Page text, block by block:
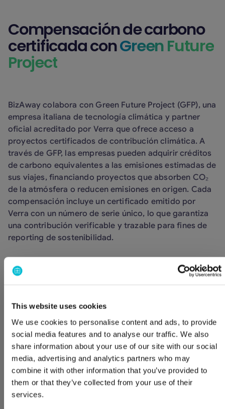
This website uses cookies
We use cookies to personalise content and ads, to provide
social media features and to analyse our traffic. We also
share information about your use of our site with our social
media, advertising and analytics partners who may
combine it with other information that you’ve provided to
them or that they’ve collected from your use of their
services.
Compensación de carbono
certificada conGreen Future
Project
BizAway colabora con Green Future Project (GFP), una
empresa italiana de tecnología climática y partner
oficial acreditado por Verra que ofrece acceso a
proyectos certificados de contribución climática. A
través de GFP, las empresas pueden adquirir créditos
de carbono equivalentes a las emisiones estimadas de
sus viajes, financiando proyectos que absorben CO₂
de la atmósfera o reducen emisiones en origen. Cada
compensación incluye un certificado emitido por
Verra con un número de serie único, lo que garantiza
una contribución verificable y trazable para fines de
reporting de sostenibilidad.
Cómo funciona
Nuestra plataforma calcula automáticamente la
Compra créditos de carbono
necesaria para compensar las emisiones estimadas
de tu viaje a través de nuestro partner, Green Future
Project.
Elige el proyecto certificado que deseas apoyar
entre las distintas iniciativas disponibles.
Financia un proyecto
Tu contribución financia directamente proyectos
certificados por Verra, desde la conservación de
bosques hasta la producción de energía renovable.
Apoya proyectos verificados
Los proyectos respaldados están diseñados para
eliminar CO₂ de la atmósfera o contribuir a reducir
las emisiones en origen.
Obtén tu certificado de compensación de CO₂
Recibe un certificado verificable con un número de
serie único que acredita que tus créditos de
carbono han sido oficialmente retirados.
Proyectos globales de
sostenibilidad que
apoyamos